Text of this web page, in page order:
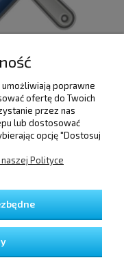
poprawne
ofertę do Twoich
przez nas
lub dostosować
opcję "Dostosuj
Polityce